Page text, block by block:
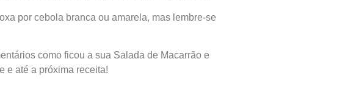
por cebola branca ou amarela, mas lembre-se
como ficou a sua Salada de Macarrão e
e até a próxima receita!